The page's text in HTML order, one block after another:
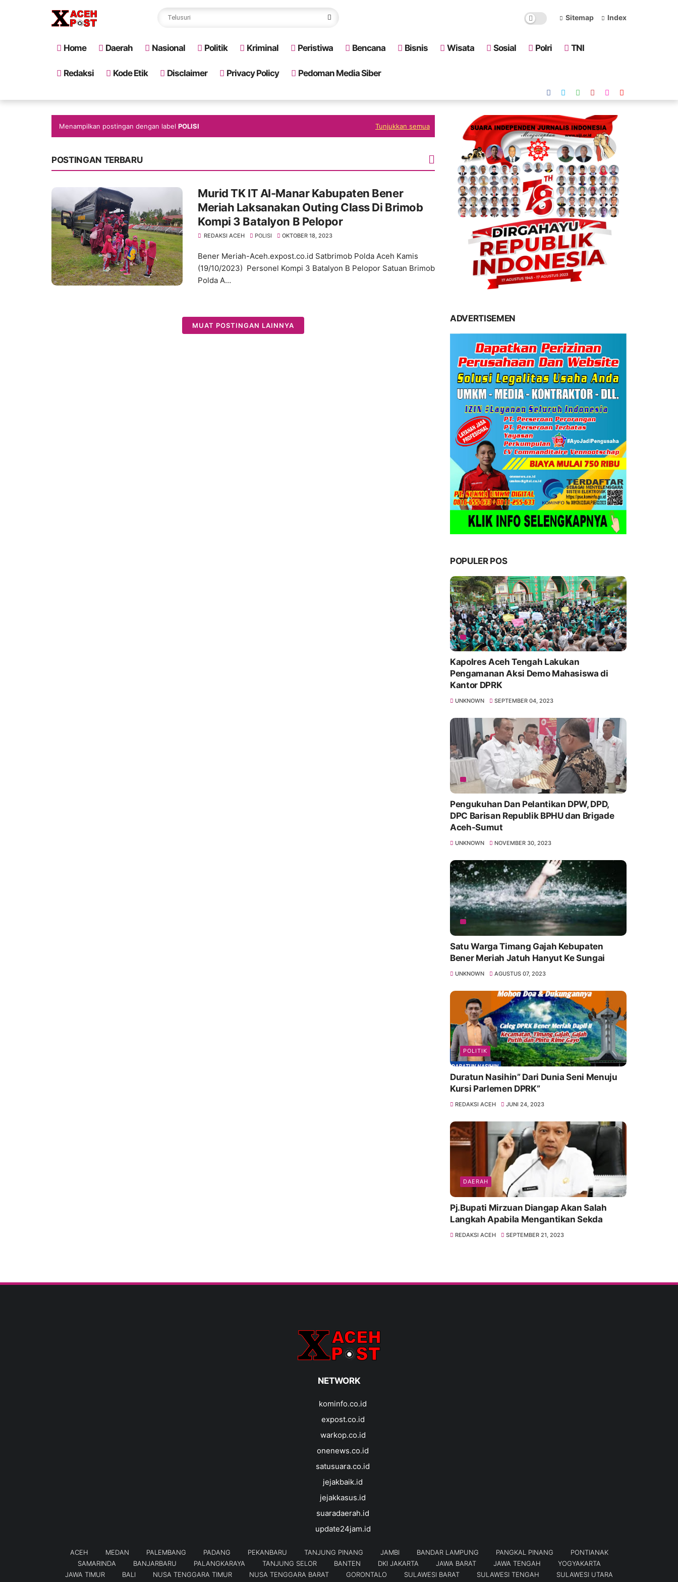
Sitemap Index
Home Daerah Nasional Politik Kriminal Peristiwa Bencana Bisnis Wisata Sosial Polri TNI
Redaksi Kode Etik Disclaimer Privacy Policy Pedoman Media Siber
Menampilkan postingan dengan label POLISI Tunjukkan semua
POSTINGAN TERBARU
Murid TK IT Al-Manar Kabupaten Bener
Meriah Laksanakan Outing Class Di Brimob
Kompi 3 Batalyon B Pelopor
REDAKSI ACEH POLISI OKTOBER 18, 2023
Bener Meriah-Aceh.expost.co.id Satbrimob Polda Aceh Kamis
(19/10/2023) Personel Kompi 3 Batalyon B Pelopor Satuan Brimob
Polda A…
MUAT POSTINGAN LAINNYA
ADVERTISEMEN
POPULER POS
Kapolres Aceh Tengah Lakukan
Pengamanan Aksi Demo Mahasiswa di
Kantor DPRK
UNKNOWN SEPTEMBER 04, 2023
Pengukuhan Dan Pelantikan DPW, DPD,
DPC Barisan Republik BPHU dan Brigade
Aceh-Sumut
UNKNOWN NOVEMBER 30, 2023
Satu Warga Timang Gajah Kebupaten
Bener Meriah Jatuh Hanyut Ke Sungai
UNKNOWN AGUSTUS 07, 2023
POLITIK
Duratun Nasihin” Dari Dunia Seni Menuju
Kursi Parlemen DPRK”
REDAKSI ACEH JUNI 24, 2023
DAERAH
Pj.Bupati Mirzuan Diangap Akan Salah
Langkah Apabila Mengantikan Sekda
REDAKSI ACEH SEPTEMBER 21, 2023
NETWORK
kominfo.co.id
expost.co.id
warkop.co.id
onenews.co.id
satusuara.co.id
jejakbaik.id
jejakkasus.id
suaradaerah.id
update24jam.id
ACEH MEDAN PALEMBANG PADANG PEKANBARU TANJUNG PINANG JAMBI BANDAR LAMPUNG PANGKAL PINANG
PONTIANAK
SAMARINDA
BANJARBARU PALANGKARAYA TANJUNG SELOR BANTEN DKI JAKARTA JAWA BARAT JAWA TENGAH
YOGYAKARTA
JAWA TIMUR
BALI NUSA TENGGARA TIMUR NUSA TENGGARA BARAT GORONTALO SULAWESI BARAT SULAWESI TENGAH
SULAWESI UTARA